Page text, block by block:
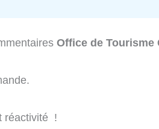
Office de Tourisme
réactivité !